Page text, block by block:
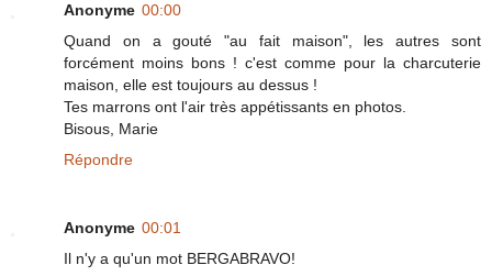
Anonyme 00:00
Quand on a gouté "au fait maison", les autres sont
forcément moins bons ! c'est comme pour la charcuterie
maison, elle est toujours au dessus !
Tes marrons ont l'air très appétissants en photos.
Bisous, Marie
Répondre
Anonyme 00:01
Il n'y a qu'un mot BERGABRAVO!